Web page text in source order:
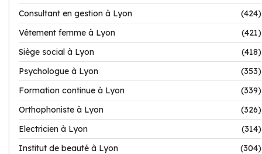
Consultant en gestion à Lyon
(424)
Vêtement femme à Lyon
(421)
Siège social à Lyon
(418)
Psychologue à Lyon
(353)
Formation continue à Lyon
(339)
Orthophoniste à Lyon
(326)
Electricien à Lyon
(314)
Institut de beauté à Lyon
(304)